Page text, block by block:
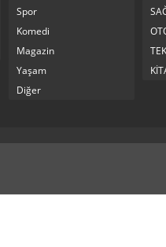
Spor
Komedi
Magazin
Yaşam
Diğer